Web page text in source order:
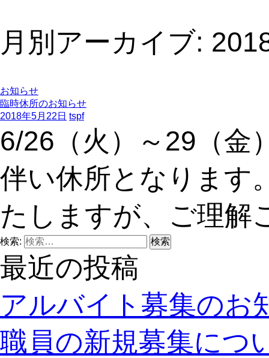
月別アーカイブ:
お知らせ
臨時休所のお知らせ
2018年5月22日 tspf
6/26（火）～29（金
伴い休所となります
たしますが、ご理解
検索:
最近の投稿
アルバイト募集のお
職員の新規募集につ